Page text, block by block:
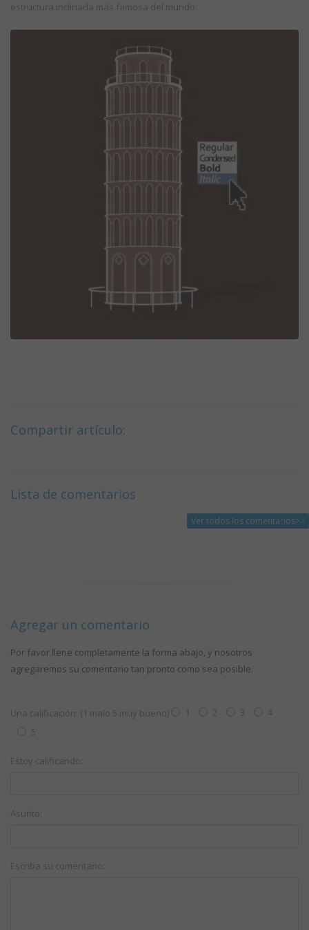
estructura inclinada más famosa del mundo:
Compartir artículo:
Lista de comentarios
Ver todos los comentarios>>
Agregar un comentario
Por favor llene completamente la forma abajo, y nosotros
agregaremos su comentario tan pronto como sea posible.
Una calificación: (1 malo 5 muy bueno) 1 2 3
4
5
Estoy calificando:
Asunto:
Escriba su comentario: